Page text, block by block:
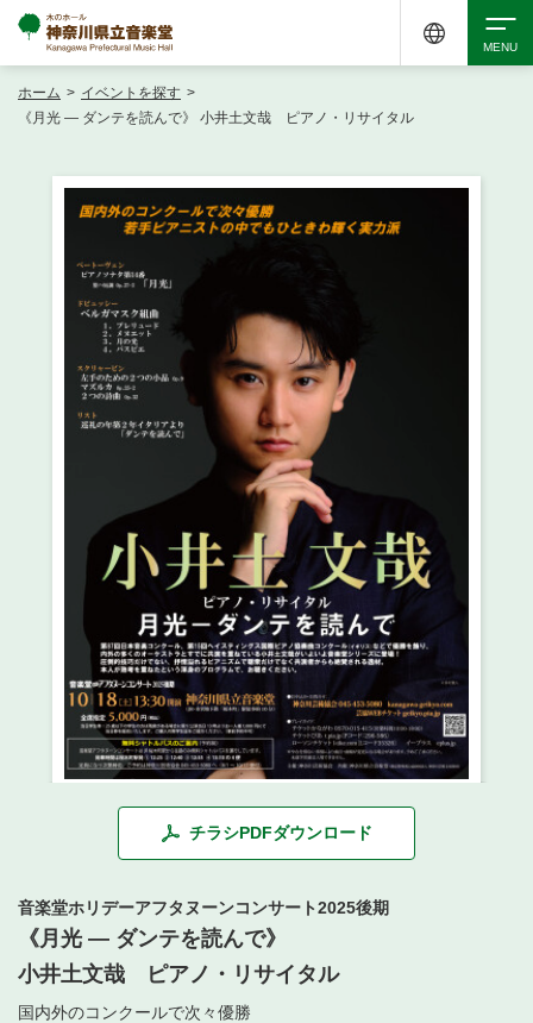
イベントを探す
・ イベント一覧
ご来場案内
・ 館内サービス・アクセシビリティ
・ フロアマップ
・ 交通案内
・ よくある質問
・ 施設を借りる
・ 抽選対象日
・ 利用料金
音楽堂について
・ 音楽堂のご案内
・ フロアマップ
・ 芸術参与
神奈川県立音楽堂
アクセシビリティ チケット購入
ホーム > イベントを探す >
《月光 ― ダンテを読んで》 小井土文哉 ピアノ・リサイタル
チラシPDFダウンロード
音楽堂ホリデーアフタヌーンコンサート2025後期
《月光 ― ダンテを読んで》
小井土文哉 ピアノ・リサイタル
国内外のコンクールで次々優勝